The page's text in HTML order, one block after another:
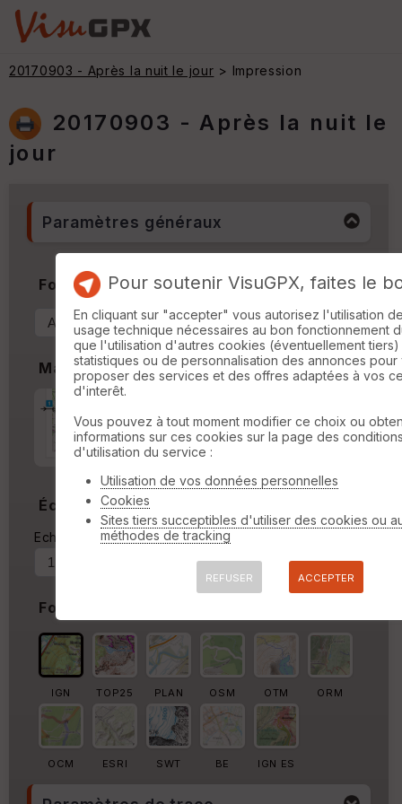
20170903 - Après la nuit le jour > Impression
20170903 - Après la nuit le
jour
Paramètres généraux
Format & Orientation
Marges
Marge autour de la trace
Échelle
Echelle actuelle : 1/14951
Fond de carte
IGN TOP25 PLAN OSM OTM ORM
OCM ESRI SWT BE IGN ES
Pour soutenir VisuGPX, faites le
En cliquant sur "accepter" vous autorisez l'utilisation
usage technique nécessaires au bon fonctionnement
que l'utilisation d'autres cookies (éventuellement
statistiques ou de personnalisation des annonces pour
proposer des services et des offres adaptées à vos
d'interêt.
Vous pouvez à tout moment modifier ce choix ou
informations sur ces cookies sur la page des
d'utilisation du service :
Utilisation de vos données personnelles
Cookies
Sites tiers succeptibles d'utiliser des cookies ou
méthodes de tracking
REFUSER ACCEPTER